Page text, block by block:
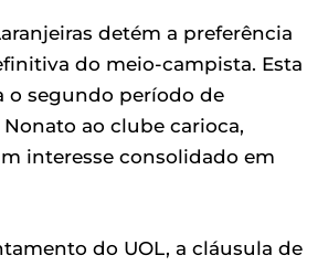
detém a preferência
do meio-campista. Esta
o segundo período de
ao clube carioca,
interesse consolidado em
do UOL, a cláusula de